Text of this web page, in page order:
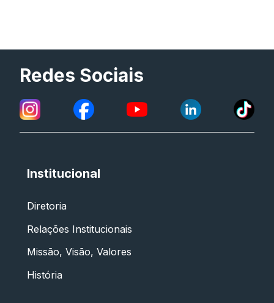
Redes Sociais
Institucional
Diretoria
Relações Institucionais
Missão, Visão, Valores
História